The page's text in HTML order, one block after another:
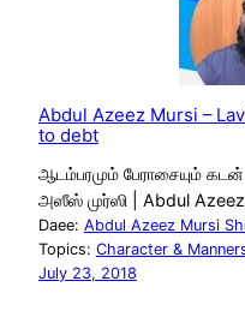
Abdul Azeez Mursi –
to debt
ஆடம்பரமும் பேராசையும் கடன்
அஸீஸ் முர்ஸி | Abdul
Daee: Abdul Azeez Mursi
Topics: Character &
July 23, 2018